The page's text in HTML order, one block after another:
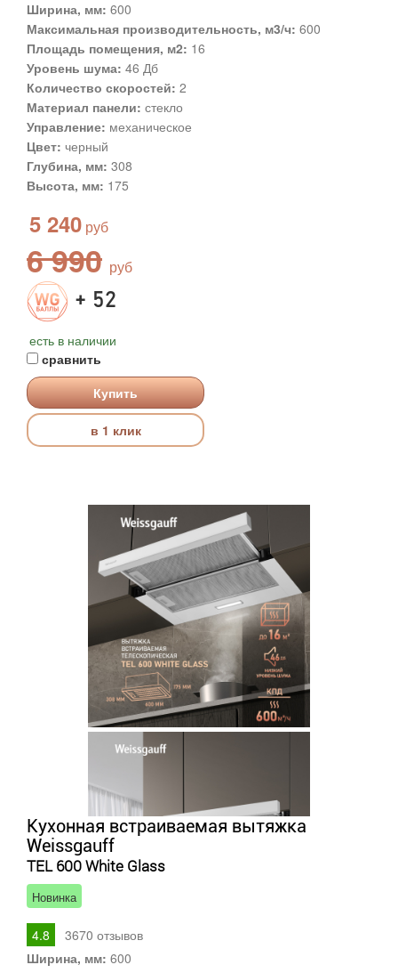
Ширина, мм: 600
Максимальная производительность, м3/ч: 600
Площадь помещения, м2: 16
Уровень шума: 46 Дб
Количество скоростей: 2
Материал панели: стекло
Управление: механическое
Цвет: черный
Глубина, мм: 308
Высота, мм: 175
5 240
6 990
+ 52
есть в наличии
сравнить
Купить
в 1 клик
Кухонная встраиваемая вытяжка
Weissgauff
TEL 600 White Glass
Новинка
4.8 3670 отзывов
Ширина, мм: 600